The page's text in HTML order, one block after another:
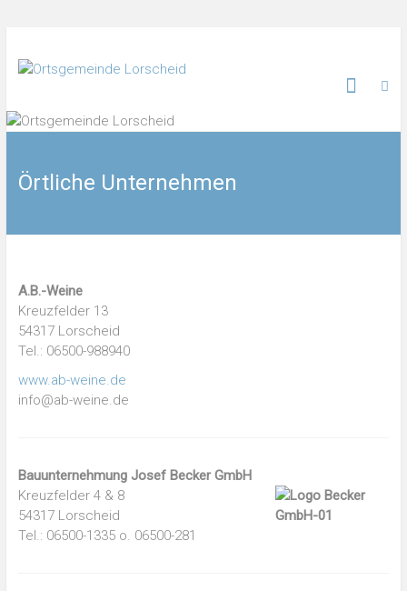
Örtliche Unternehmen
A.B.-Weine
Kreuzfelder 13
54317 Lorscheid
Tel.: 06500-988940
www.ab-weine.de
info@ab-weine.de
Bauunternehmung Josef Becker GmbH
Kreuzfelder 4 & 8
54317 Lorscheid
Tel.: 06500-1335 o. 06500-281